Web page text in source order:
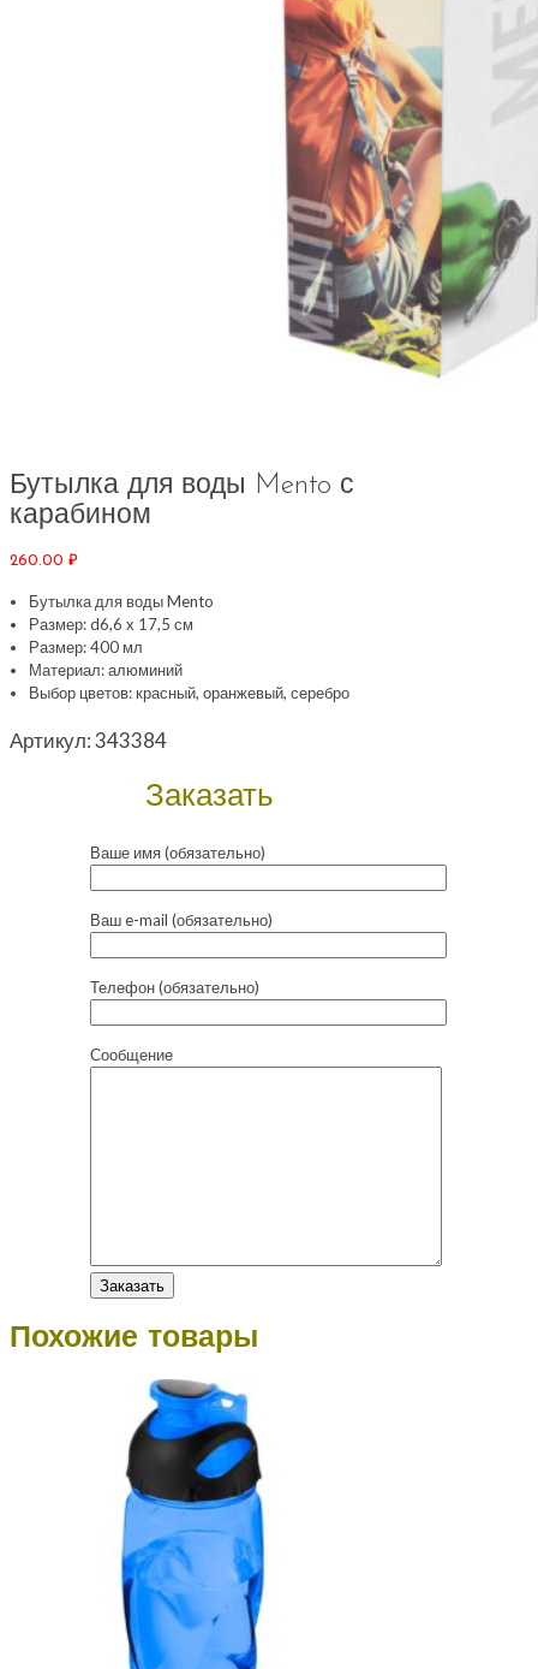
Бутылка для воды Mento с
карабином
260.00 ₽
Бутылка для воды Mento
Размер: d6,6 x 17,5 см
Размер: 400 мл
Материал: алюминий
Выбор цветов: красный, оранжевый, серебро
Артикул:343384
Заказать
Ваше имя (обязательно)
Ваш e-mail (обязательно)
Телефон (обязательно)
Сообщение
Похожие товары